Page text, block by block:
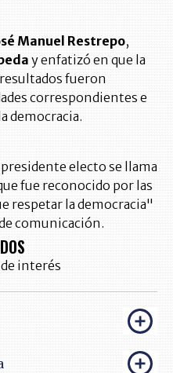
Manuel Restrepo,
y enfatizó en que la
fueron
correspondientes e
democracia.
electo se llama
fue reconocido por las
respetar la democracia"
comunicación.
interés